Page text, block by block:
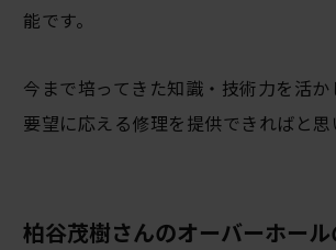
能です。
今まで培ってきた知識・技術力を活
要望に応える修理を提供できればと思
柏谷茂樹さんのオーバーホー